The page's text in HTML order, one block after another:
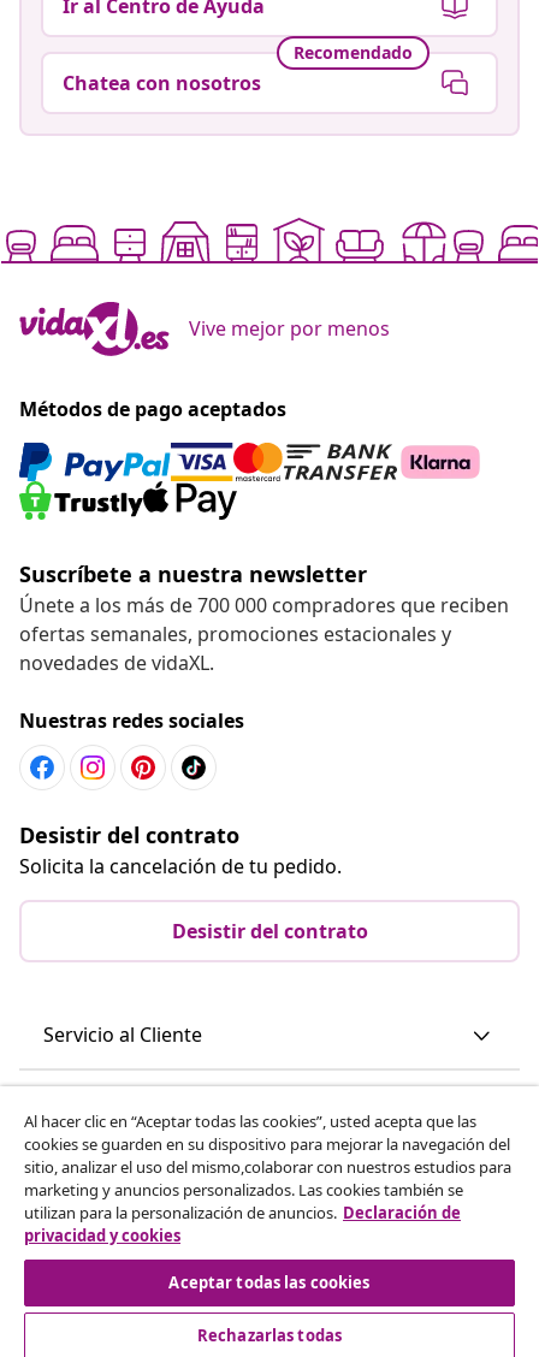
Ir al Centro de Ayuda
Recomendado
Chatea con nosotros
Vive mejor por menos
Métodos de pago aceptados
Suscríbete a nuestra newsletter
Únete a los más de 700 000 compradores que reciben
ofertas semanales, promociones estacionales y
novedades de vidaXL.
Nuestras redes sociales
Desistir del contrato
Solicita la cancelación de tu pedido.
Desistir del contrato
Servicio al Cliente
vidaXL
Descubre mas
Al hacer clic en “Aceptar todas las cookies”, usted acepta que las
cookies se guarden en su dispositivo para mejorar la navegación del
sitio, analizar el uso del mismo,colaborar con nuestros estudios para
marketing y anuncios personalizados. Las cookies también se
utilizan para la personalización de anuncios. Declaración de
privacidad y cookies
Aceptar todas las cookies
Rechazarlas todas